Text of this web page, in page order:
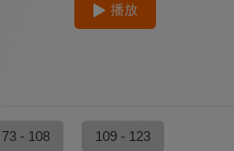
播放
73 - 108 109 - 123